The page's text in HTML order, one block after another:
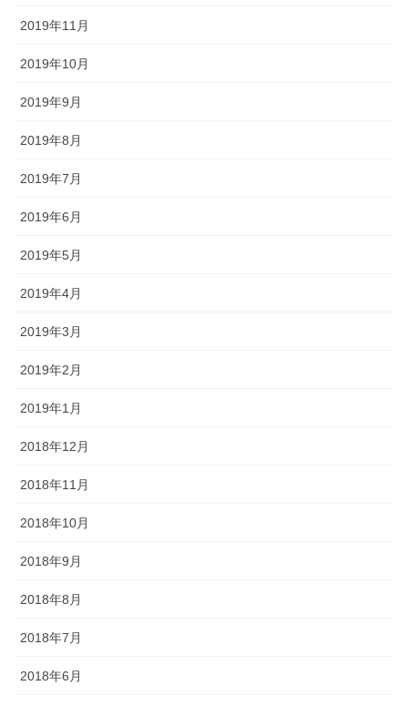
2019年11月
2019年10月
2019年9月
2019年8月
2019年7月
2019年6月
2019年5月
2019年4月
2019年3月
2019年2月
2019年1月
2018年12月
2018年11月
2018年10月
2018年9月
2018年8月
2018年7月
2018年6月